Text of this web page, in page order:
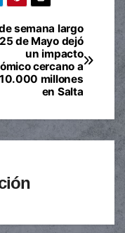
semana largo
de Mayo dejó
un impacto
cercano a
millones
en Salta